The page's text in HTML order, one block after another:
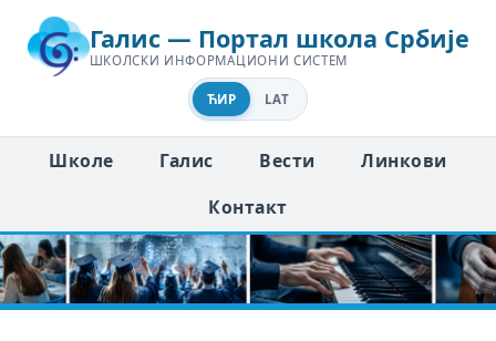
Галис — Портал школа Србије
ШКОЛСКИ ИНФОРМАЦИОНИ СИСТЕМ
ЋИР LAT
Школе Галис Вести
Линкови
Контакт